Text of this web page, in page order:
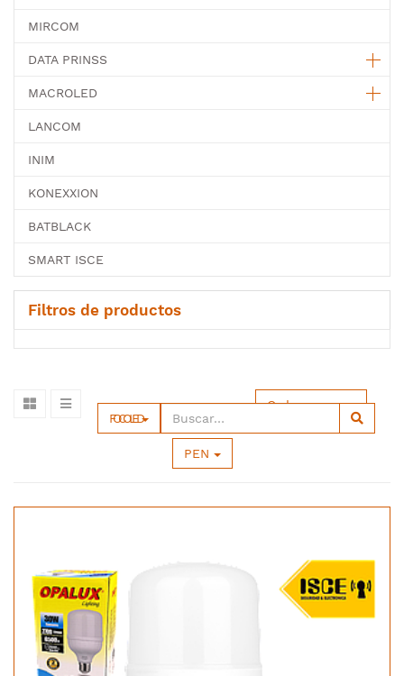
MIRCOM
DATA PRINSS
MACROLED
LANCOM
INIM
KONEXXION
BATBLACK
SMART ISCE
Filtros de productos
FOCO LED
PEN
Ordenar por